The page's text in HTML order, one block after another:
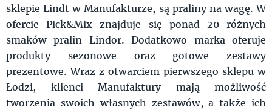
sklepie Lindt w Manufakturze, są praliny na wagę. W
ofercie Pick&Mix znajduje się ponad 20 różnych
smaków pralin Lindor. Dodatkowo marka oferuje
produkty sezonowe oraz gotowe zestawy
prezentowe. Wraz z otwarciem pierwszego sklepu w
Łodzi, klienci Manufaktury mają możliwość
tworzenia swoich własnych zestawów, a także ich